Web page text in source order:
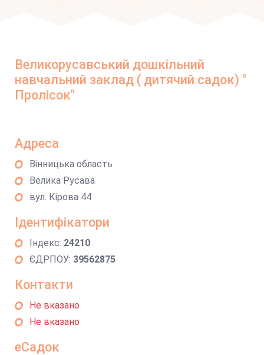
Великорусавський дошкільний
навчальний заклад ( дитячий садок) "
Пролісок"
Адреса
Вінницька область
Велика Русава
вул. Кірова 44
Ідентифікатори
Індекс: 24210
ЄДРПОУ: 39562875
Контакти
Не вказано
Не вказано
еСадок